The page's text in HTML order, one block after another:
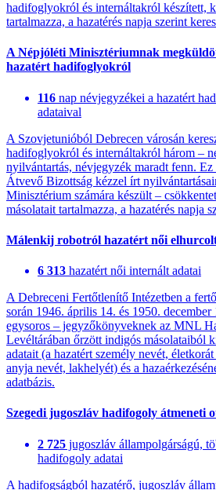
hadifoglyokról és internáltakról készített,
tartalmazza, a hazatérés napja szerint
A Népjóléti Minisztériumnak
hazatért hadifoglyokról
116 nap névjegyzékei a hazatért
adataival
A Szovjetunióból Debrecen városán
hadifoglyokról és internáltakról három –
nyilvántartás, névjegyzék maradt fenn.
Átvevő Bizottság kézzel írt
Minisztérium számára készült –
másolatait tartalmazza, a hazatérés napja
Málenkij robotról hazatért női
6 313 hazatért női internált adatai
A Debreceni Fertőtlenítő Intézetben a
során 1946. április 14. és 1950.
egysoros – jegyzőkönyveknek az MNL
Levéltárában őrzött indigós másolataiból
adatait (a hazatért személy nevét,
anyja nevét, lakhelyét) és a
adatbázis.
Szegedi jugoszláv hadifogoly átmeneti
2 725 jugoszláv állampolgárságú,
hadifogoly adatai
A hadifogságból hazatérő, jugoszláv